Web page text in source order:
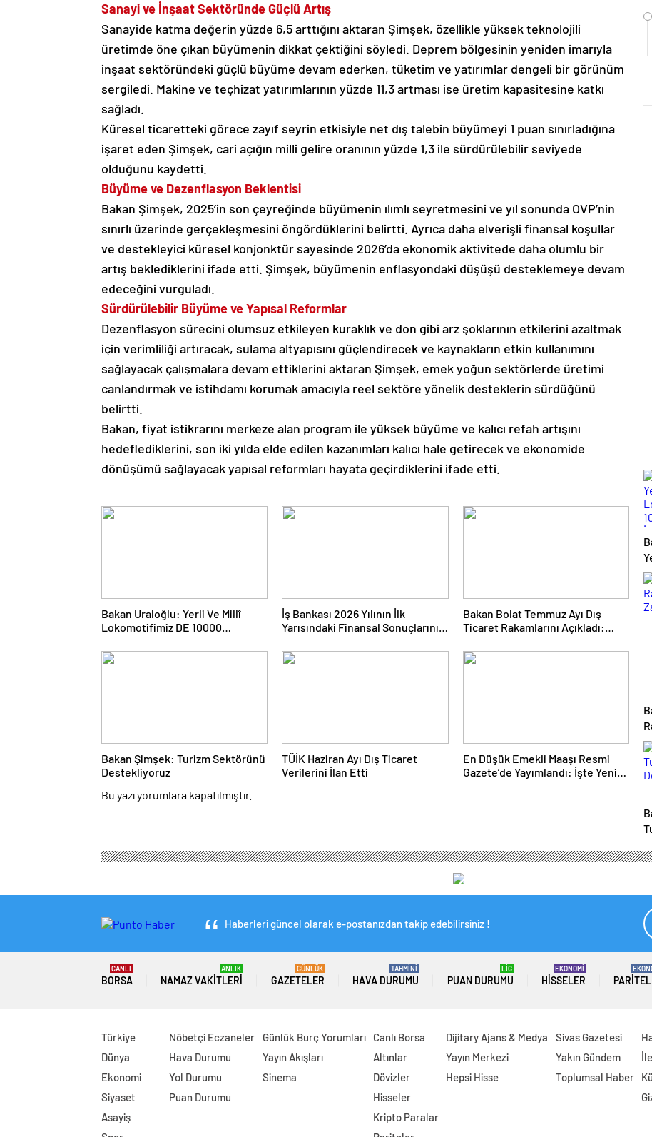
Sanayi ve İnşaat Sektöründe Güçlü Artış
Sanayide katma değerin yüzde 6,5 arttığını aktaran Şimşek, özellikle yüksek teknolojili
üretimde öne çıkan büyümenin dikkat çektiğini söyledi. Deprem bölgesinin yeniden imarıyla
inşaat sektöründeki güçlü büyüme devam ederken, tüketim ve yatırımlar dengeli bir görünüm
sergiledi. Makine ve teçhizat yatırımlarının yüzde 11,3 artması ise üretim kapasitesine katkı
sağladı.
Küresel ticaretteki görece zayıf seyrin etkisiyle net dış talebin büyümeyi 1 puan sınırladığına
işaret eden Şimşek, cari açığın milli gelire oranının yüzde 1,3 ile sürdürülebilir seviyede
olduğunu kaydetti.
Büyüme ve Dezenflasyon Beklentisi
Bakan Şimşek, 2025’in son çeyreğinde büyümenin ılımlı seyretmesini ve yıl sonunda OVP’nin
sınırlı üzerinde gerçekleşmesini öngördüklerini belirtti. Ayrıca daha elverişli finansal koşullar
ve destekleyici küresel konjonktür sayesinde 2026’da ekonomik aktivitede daha olumlu bir
artış beklediklerini ifade etti. Şimşek, büyümenin enflasyondaki düşüşü desteklemeye devam
edeceğini vurguladı.
Sürdürülebilir Büyüme ve Yapısal Reformlar
Dezenflasyon sürecini olumsuz etkileyen kuraklık ve don gibi arz şoklarının etkilerini azaltmak
için verimliliği artıracak, sulama altyapısını güçlendirecek ve kaynakların etkin kullanımını
sağlayacak çalışmalara devam ettiklerini aktaran Şimşek, emek yoğun sektörlerde üretimi
canlandırmak ve istihdamı korumak amacıyla reel sektöre yönelik desteklerin sürdüğünü
belirtti.
Bakan, fiyat istikrarını merkeze alan program ile yüksek büyüme ve kalıcı refah artışını
hedeflediklerini, son iki yılda elde edilen kazanımları kalıcı hale getirecek ve ekonomide
dönüşümü sağlayacak yapısal reformları hayata geçirdiklerini ifade etti.
Bakan Uraloğlu: Yerli Ve Millî
Lokomotifimiz DE 10000
İş Bankası 2026 Yılının İlk
Yarısındaki Finansal Sonuçlarını
Bakan Bolat Temmuz Ayı Dış
Ticaret Rakamlarını Açıkladı:
Temmuz Rekoru
Bakan Şimşek: Turizm Sektörünü
Destekliyoruz
TÜİK Haziran Ayı Dış Ticaret
Verilerini İlan Etti
En Düşük Emekli Maaşı Resmi
Gazete’de Yayımlandı: İşte Yeni
Bu yazı yorumlara kapatılmıştır.
Haberleri güncel olarak e-postanızdan takip edebilirsiniz !
BORSA
CANLI
NAMAZ VAKITLERI
ANLIK
GAZETELER
GÜNLÜK
HAVA DURUMU
TAHMİNİ
PUAN DURUMU
LİG
HISSELER
EKONOMİ
Türkiye
Dünya
Ekonomi
Siyaset
Asayiş
Nöbetçi Eczaneler
Hava Durumu
Yol Durumu
Puan Durumu
Günlük Burç Yorumları
Yayın Akışları
Sinema
Canlı Borsa
Altınlar
Dövizler
Hisseler
Kripto Paralar
Dijitary Ajans & Medya
Yayın Merkezi
Hepsi Hisse
Sivas Gazetesi
Yakın Gündem
Toplumsal Haber